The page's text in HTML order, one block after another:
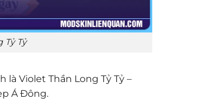
Tỷ Tỷ
Violet Thần Long Tỷ Tỷ –
Á Đông.